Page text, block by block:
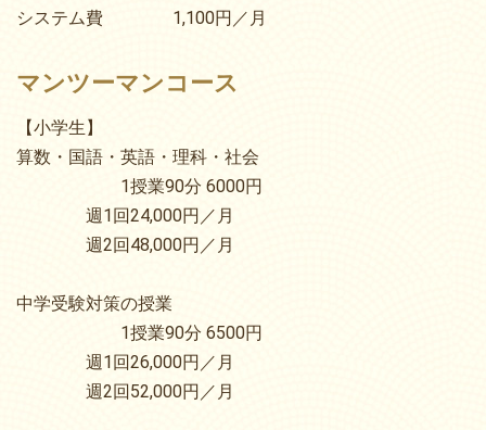
システム費 1,100円／月
マンツーマンコース
【小学生】
算数・国語・英語・理科・社会
1授業90分 6000円
週1回24,000円／月
週2回48,000円／月
中学受験対策の授業
1授業90分 6500円
週1回26,000円／月
週2回52,000円／月